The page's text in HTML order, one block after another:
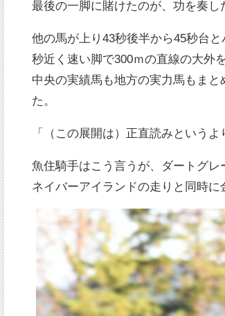
最後の一脚に賭けたのが、功を奏し
他の馬が上り43秒後半から45秒台
秒近く速い脚で300ｍの直線の大外
中央の実績馬も地方の実力馬もま
た。
「（この展開は）正直読みという
魚住騎手はこう言うが、ダートグレ
ネイバーアイランドの走りと同時に